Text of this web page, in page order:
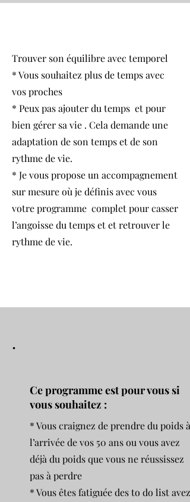
Trouver son équilibre avec temporel
* Vous souhaitez plus de temps avec
vos proches
* Peux pas ajouter du temps et pour
bien gérer sa vie . Cela demande une
adaptation de son temps et de son
rythme de vie.
* Je vous propose un accompagnement
sur mesure où je définis avec vous
votre programme complet pour casser
l’angoisse du temps et et retrouver le
rythme de vie.
.
Ce programme est pour vous si
vous souhaitez :
* Vous craignez de prendre du poids à
l’arrivée de vos 50 ans ou vous avez
déjà du poids que vous ne réussissez
pas à perdre
* Vous êtes fatiguée des to do list avez